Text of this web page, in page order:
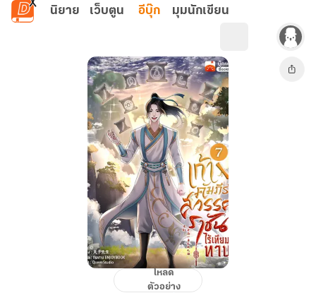
ข้ามไปยังเนื้อหาหลัก
นิยาย เว็บตูน อีบุ๊ก มุมนักเขียน
โหลด
ตัวอย่าง